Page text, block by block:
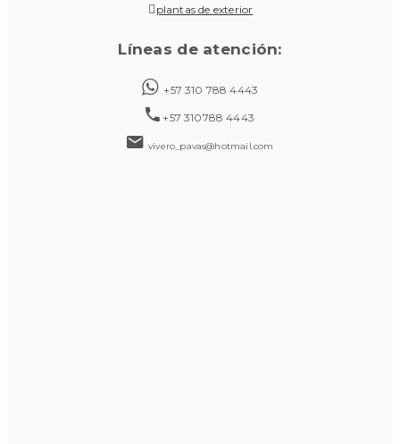
plantas de exterior
Líneas de atención:
+57 310 788 4443
+57 310788 4443
vivero_pavas@hotmail.com